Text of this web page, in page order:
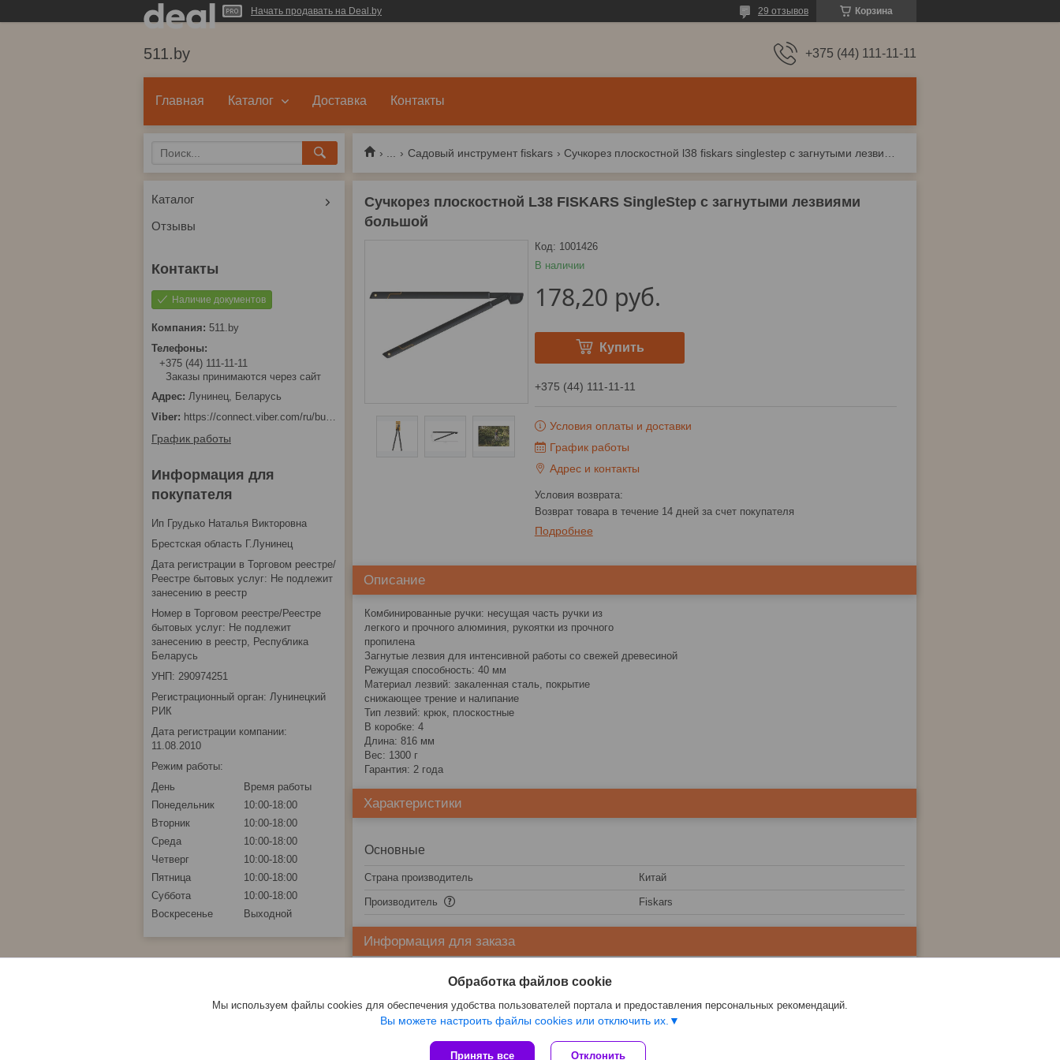
Начать продавать на Deal.by Корзина
29 отзывов
511.by +375 (44) 111-11-11
Главная Каталог Доставка Контакты
Садовый инструмент fiskars
Сучкорез плоскостной L38 FISKARS SingleStep c загнутыми лезвиями
большой
В наличии
Код: 1001426
178,20 руб.
Купить
+375 (44) 111-11-11
Условия оплаты и доставки
График работы
Адрес и контакты
возврат товара в течение 14 дней за счет покупателя
Подробнее
Описание
Комбинированные ручки: несущая часть ручки из
легкого и прочного алюминия, рукоятки из прочного
пропилена
Загнутые лезвия для интенсивной работы со свежей древесиной
Режущая способность: 40 мм
Материал лезвий: закаленная сталь, покрытие
снижающее трение и налипание
Тип лезвий: крюк, плоскостные
В коробке: 4
Длина: 816 мм
Вес: 1300 г
Гарантия: 2 года
Характеристики
Основные
Страна производитель Китай
Производитель Fiskars
Информация для заказа
Каталог
Отзывы
Наличие документов
511.by
+375 (44) 111-11-11
Заказы принимаются через сайт
Лунинец, Беларусь
https://connect.viber.com/ru/business/1d480fbc-bd61-11ef-8513-eab83dfd23fa
График работы
Информация для
покупателя
Ип Грудько Наталья Викторовна
Брестская область Г.Лунинец
Дата регистрации в Торговом реестре/
Реестре бытовых услуг: Не подлежит
занесению в реестр
Номер в Торговом реестре/Реестре
бытовых услуг: Не подлежит
занесению в реестр, Республика
Беларусь
УНП: 290974251
Регистрационный орган: Лунинецкий
РИК
Дата регистрации компании:
11.08.2010
Режим работы:
День
Время работы
Понедельник
10:00-18:00
Вторник
10:00-18:00
Среда
10:00-18:00
Четверг
10:00-18:00
Пятница
10:00-18:00
Суббота
10:00-18:00
Воскресенье
Выходной
Сайт создан на платформе Deal.by
Обработка файлов cookie
Мы используем файлы cookies для обеспечения удобства пользователей портала и предоставления персональных рекомендаций.
Вы можете настроить файлы cookies или отключить их.
Принять все Отклонить